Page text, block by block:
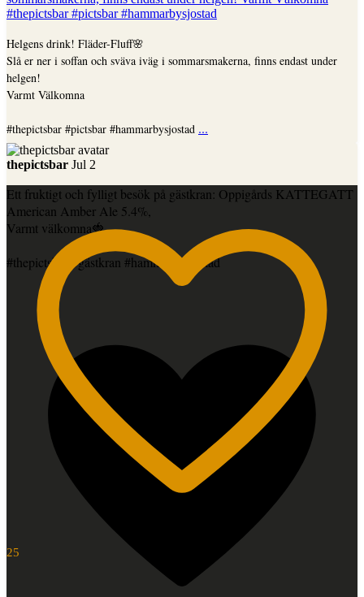
Helgens drink! Fläder-Fluff🌸
Slå er ner i soffan och sväva iväg i sommarsmakerna, finns endast under
helgen!
Varmt Välkomna
#thepictsbar #pictsbar #hammarbysjostad ...
25
thepictsbar Jul 2
Ett fruktigt och fylligt besök på gästkran: Oppigårds KATTEGATT
American Amber Ale 5.4%,
Varmt välkomna🍓
#thepictsbar #gästkran #hammarbysjostad